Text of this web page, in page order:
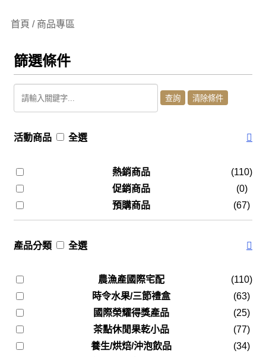
首頁 / 商品專區
篩選條件
活動商品 全選
熱銷商品
(110)
促銷商品
(0)
預購商品
(67)
產品分類 全選
農漁產國際宅配
(110)
時令水果/三節禮盒
(63)
國際榮耀得獎產品
(25)
茶點休閒果乾小品
(77)
養生/烘焙/沖泡飲品
(34)